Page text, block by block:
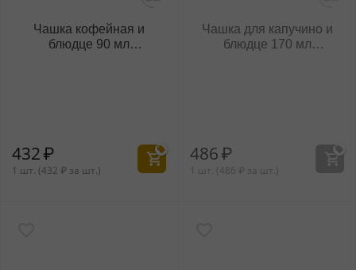
Чашка кофейная и
блюдце 90 мл
432₽
1 шт. (432 ₽ за шт.)
Чашка для капучино и
блюдце 170 мл
486₽
1 шт. (486 ₽ за шт.)